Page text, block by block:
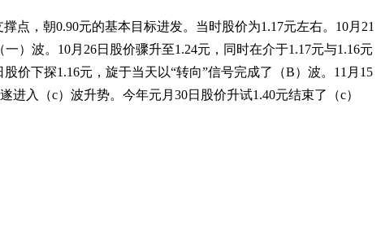
点，朝0.90元的基本目标进发。当时股价为1.17元左右。10月21
）波。10月26日股价骤升至1.24元，同时在介于1.17元与1.16元
价下探1.16元，旋于当天以“转向”信号完成了（B）波。11月15
进入（c）波升势。今年元月30日股价升试1.40元结束了（c）